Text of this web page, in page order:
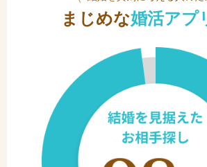
まじめな婚活アプ